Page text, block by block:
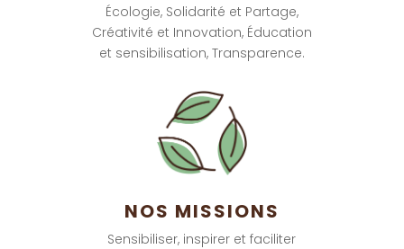
Écologie, Solidarité et Partage,
Créativité et Innovation, Éducation
et sensibilisation, Transparence.
NOS MISSIONS
Sensibiliser, inspirer et faciliter